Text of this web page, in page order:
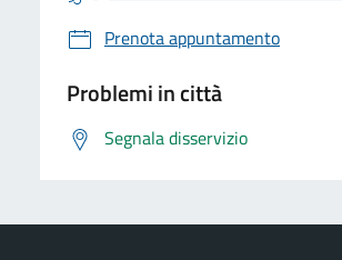
Prenota appuntamento
Problemi in città
Segnala disservizio